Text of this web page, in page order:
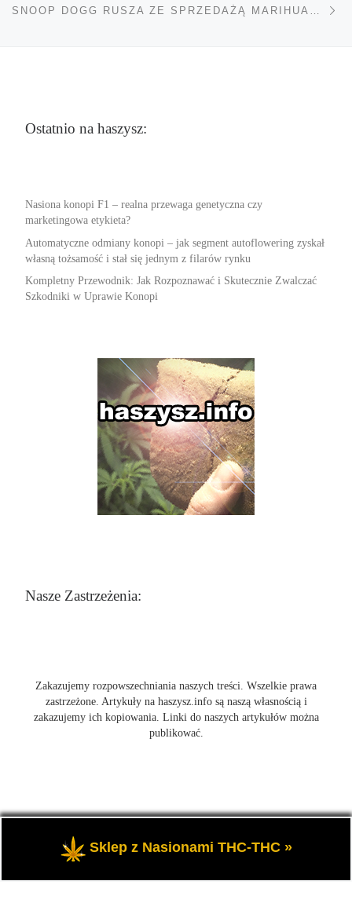
Ostatnio na haszysz:
Nasiona konopi F1 – realna przewaga genetyczna czy
marketingowa etykieta?
Automatyczne odmiany konopi – jak segment autoflowering zyskał
własną tożsamość i stał się jednym z filarów rynku
Kompletny Przewodnik: Jak Rozpoznawać i Skutecznie Zwalczać
Szkodniki w Uprawie Konopi
Nasze Zastrzeżenia:
Zakazujemy rozpowszechniania naszych treści. Wszelkie prawa
zastrzeżone. Artykuły na haszysz.info są naszą własnością i
zakazujemy ich kopiowania. Linki do naszych artykułów można
publikować.
© 2026 Blog Haszysz – Wszelkie prawa zastrzeżone
Haszysz to newsy i informacje o marihuanie.
Sklep z Nasionami THC-THC »